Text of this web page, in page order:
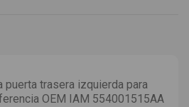
puerta trasera izquierda para
OEM IAM 554001515AA